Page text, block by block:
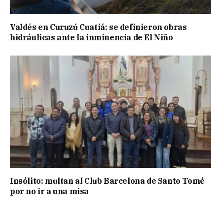
Valdés en Curuzú Cuatiá: se definieron obras
hidráulicas ante la inminencia de El Niño
Insólito: multan al Club Barcelona de Santo Tomé
por no ir a una misa